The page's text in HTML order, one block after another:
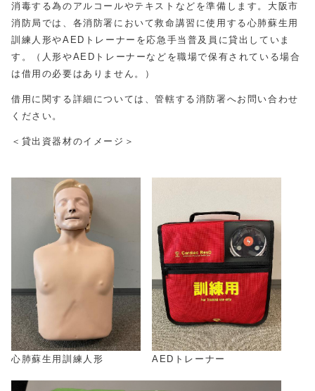
消毒する為のアルコールやテキストなどを準備します。大阪市
消防局では、各消防署において救命講習に使用する心肺蘇生用
訓練人形やAEDトレーナーを応急手当普及員に貸出していま
す。（人形やAEDトレーナーなどを職場で保有されている場合
は借用の必要はありません。）
借用に関する詳細については、管轄する消防署へお問い合わせ
ください。
＜貸出資器材のイメージ＞
心肺蘇生用訓練人形 AEDトレーナー